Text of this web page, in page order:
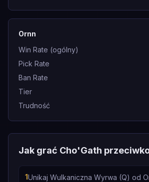
Ornn
Win Rate (ogólny)
Pick Rate
Ban Rate
Tier
Trudność
Jak grać Cho'Gath
1Unikaj Wulkaniczna Wyrwa (Q) od